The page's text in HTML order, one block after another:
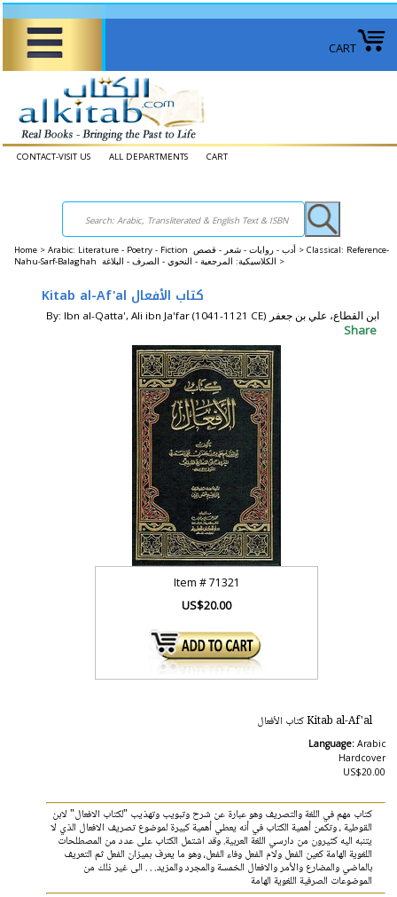
CART
CONTACT-VISIT US ALL DEPARTMENTS CART
Home > Arabic: Literature - Poetry - Fiction أدب - روايات - شعر - قصص > Classical: Reference-
Nahu-Sarf-Balaghah الكلاسيكية: المرجعية - النحوي - الصرف - البلاغة >
Kitab al-Af'al كتاب الأفعال
By: Ibn al-Qatta', Ali ibn Ja'far (1041-1121 CE) ابن القطاع، علي بن جعفر
Share
Item #71321
US$20.00
Kitab al-Af'al كتاب الأفعال
Language: Arabic
Hardcover
US$20.00
كتاب مهم في اللغة والتصريف وهو عبارة عن شرح وتبويب وتهذيب "لكتاب الافعال" لابن
القوطية ، وتكمن أهمية الكتاب في أنه يعطي أهمية كبيرة لموضوع تصريف الافعال الذي لا
يتنبه اليه كثيرون من دارسي اللغة العربية. وقد اشتمل الكتاب على عدد من المصطلحات
اللغوية الهامة كعين الفعل ولام الفعل وفاء الفعل، وهو ما يعرف بميزان الفعل ثم التعريف
بالماضي والمضارع والأمر والافعال الخمسة والمجرد والمزيد. . . الى غير ذلك من
الموضوعات الصرفية اللغوية الهامة